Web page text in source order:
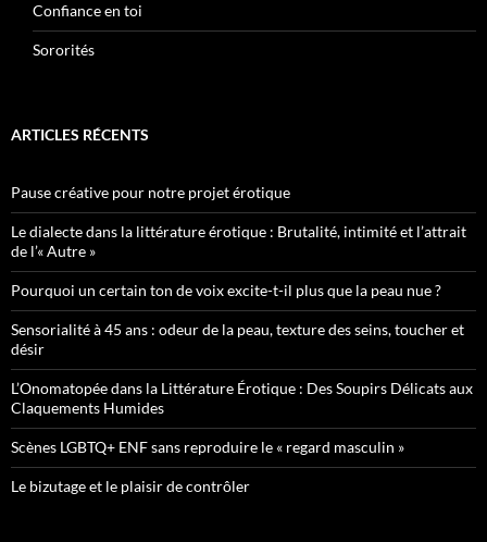
Confiance en toi
Sororités
ARTICLES RÉCENTS
Pause créative pour notre projet érotique
Le dialecte dans la littérature érotique : Brutalité, intimité et l’attrait
de l’« Autre »
Pourquoi un certain ton de voix excite-t-il plus que la peau nue ?
Sensorialité à 45 ans : odeur de la peau, texture des seins, toucher et
désir
L’Onomatopée dans la Littérature Érotique : Des Soupirs Délicats aux
Claquements Humides
Scènes LGBTQ+ ENF sans reproduire le « regard masculin »
Le bizutage et le plaisir de contrôler